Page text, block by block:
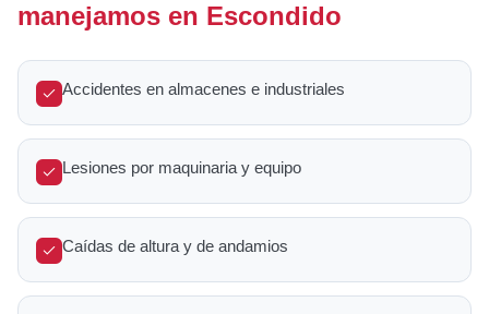
manejamos en Escondido
Accidentes en almacenes e industriales
Lesiones por maquinaria y equipo
Caídas de altura y de andamios